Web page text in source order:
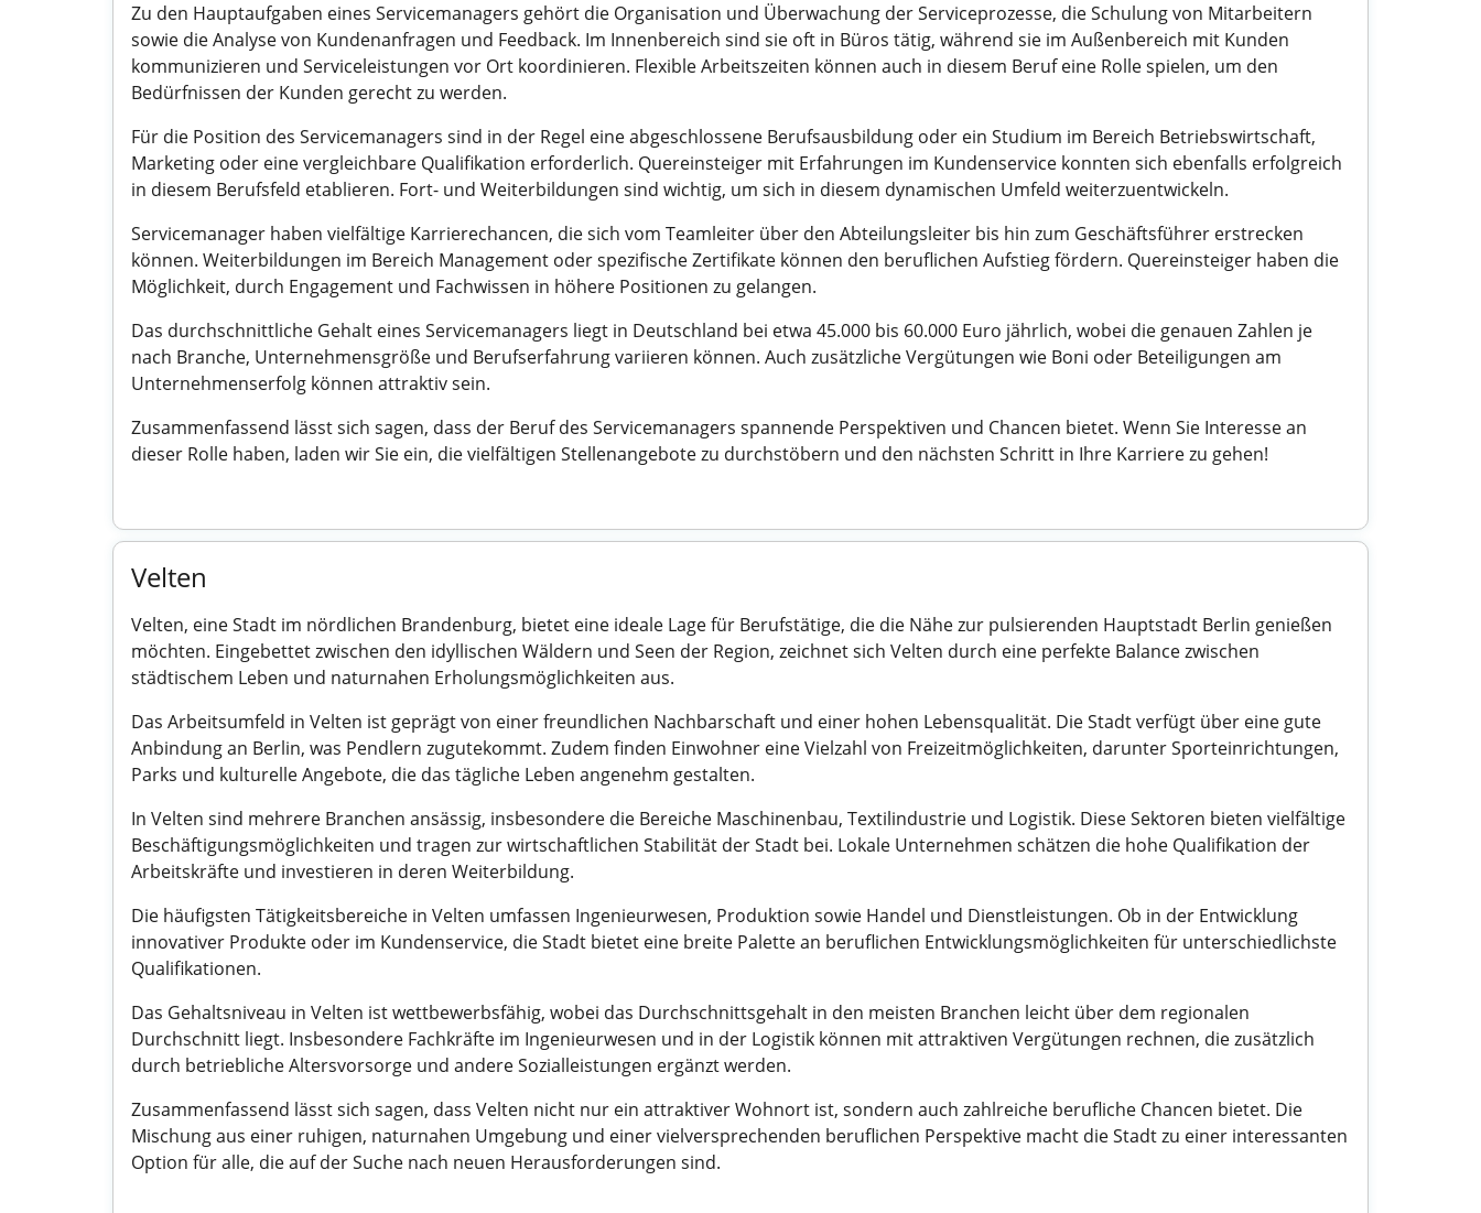
Zu den Hauptaufgaben eines Servicemanagers gehört die Organisation und Überwachung der Serviceprozesse, die Schulung von Mitarbeitern
sowie die Analyse von Kundenanfragen und Feedback. Im Innenbereich sind sie oft in Büros tätig, während sie im Außenbereich mit Kunden
kommunizieren und Serviceleistungen vor Ort koordinieren. Flexible Arbeitszeiten können auch in diesem Beruf eine Rolle spielen, um den
Bedürfnissen der Kunden gerecht zu werden.
Für die Position des Servicemanagers sind in der Regel eine abgeschlossene Berufsausbildung oder ein Studium im Bereich Betriebswirtschaft,
Marketing oder eine vergleichbare Qualifikation erforderlich. Quereinsteiger mit Erfahrungen im Kundenservice konnten sich ebenfalls erfolgreich
in diesem Berufsfeld etablieren. Fort- und Weiterbildungen sind wichtig, um sich in diesem dynamischen Umfeld weiterzuentwickeln.
Servicemanager haben vielfältige Karrierechancen, die sich vom Teamleiter über den Abteilungsleiter bis hin zum Geschäftsführer erstrecken
können. Weiterbildungen im Bereich Management oder spezifische Zertifikate können den beruflichen Aufstieg fördern. Quereinsteiger haben die
Möglichkeit, durch Engagement und Fachwissen in höhere Positionen zu gelangen.
Das durchschnittliche Gehalt eines Servicemanagers liegt in Deutschland bei etwa 45.000 bis 60.000 Euro jährlich, wobei die genauen Zahlen je
nach Branche, Unternehmensgröße und Berufserfahrung variieren können. Auch zusätzliche Vergütungen wie Boni oder Beteiligungen am
Unternehmenserfolg können attraktiv sein.
Zusammenfassend lässt sich sagen, dass der Beruf des Servicemanagers spannende Perspektiven und Chancen bietet. Wenn Sie Interesse an
dieser Rolle haben, laden wir Sie ein, die vielfältigen Stellenangebote zu durchstöbern und den nächsten Schritt in Ihre Karriere zu gehen!
Velten
Velten, eine Stadt im nördlichen Brandenburg, bietet eine ideale Lage für Berufstätige, die die Nähe zur pulsierenden Hauptstadt Berlin genießen
möchten. Eingebettet zwischen den idyllischen Wäldern und Seen der Region, zeichnet sich Velten durch eine perfekte Balance zwischen
städtischem Leben und naturnahen Erholungsmöglichkeiten aus.
Das Arbeitsumfeld in Velten ist geprägt von einer freundlichen Nachbarschaft und einer hohen Lebensqualität. Die Stadt verfügt über eine gute
Anbindung an Berlin, was Pendlern zugutekommt. Zudem finden Einwohner eine Vielzahl von Freizeitmöglichkeiten, darunter Sporteinrichtungen,
Parks und kulturelle Angebote, die das tägliche Leben angenehm gestalten.
In Velten sind mehrere Branchen ansässig, insbesondere die Bereiche Maschinenbau, Textilindustrie und Logistik. Diese Sektoren bieten vielfältige
Beschäftigungsmöglichkeiten und tragen zur wirtschaftlichen Stabilität der Stadt bei. Lokale Unternehmen schätzen die hohe Qualifikation der
Arbeitskräfte und investieren in deren Weiterbildung.
Die häufigsten Tätigkeitsbereiche in Velten umfassen Ingenieurwesen, Produktion sowie Handel und Dienstleistungen. Ob in der Entwicklung
innovativer Produkte oder im Kundenservice, die Stadt bietet eine breite Palette an beruflichen Entwicklungsmöglichkeiten für unterschiedlichste
Qualifikationen.
Das Gehaltsniveau in Velten ist wettbewerbsfähig, wobei das Durchschnittsgehalt in den meisten Branchen leicht über dem regionalen
Durchschnitt liegt. Insbesondere Fachkräfte im Ingenieurwesen und in der Logistik können mit attraktiven Vergütungen rechnen, die zusätzlich
durch betriebliche Altersvorsorge und andere Sozialleistungen ergänzt werden.
Zusammenfassend lässt sich sagen, dass Velten nicht nur ein attraktiver Wohnort ist, sondern auch zahlreiche berufliche Chancen bietet. Die
Mischung aus einer ruhigen, naturnahen Umgebung und einer vielversprechenden beruflichen Perspektive macht die Stadt zu einer interessanten
Option für alle, die auf der Suche nach neuen Herausforderungen sind.